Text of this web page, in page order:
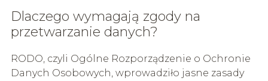
Dlaczego wymagają zgody na
przetwarzanie danych?
RODO, czyli Ogólne Rozporządzenie o Ochronie
Danych Osobowych, wprowadziło jasne zasady